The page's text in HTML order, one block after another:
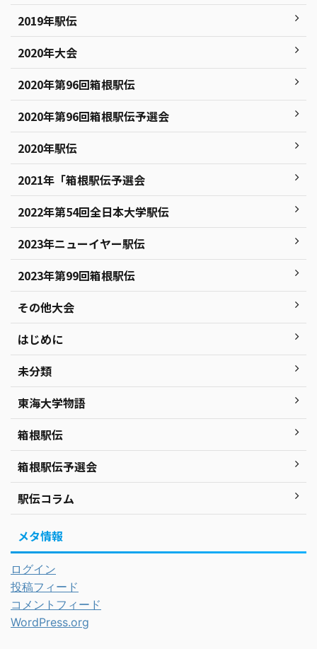
2019年駅伝
2020年大会
2020年第96回箱根駅伝
2020年第96回箱根駅伝予選会
2020年駅伝
2021年「箱根駅伝予選会
2022年第54回全日本大学駅伝
2023年ニューイヤー駅伝
2023年第99回箱根駅伝
その他大会
はじめに
未分類
東海大学物語
箱根駅伝
箱根駅伝予選会
駅伝コラム
メタ情報
ログイン
投稿フィード
コメントフィード
WordPress.org